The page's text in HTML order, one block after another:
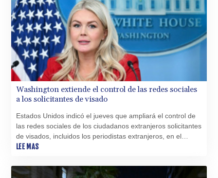
Washington extiende el control de las redes sociales
a los solicitantes de visado
Estados Unidos indicó el jueves que ampliará el control de
las redes sociales de los ciudadanos extranjeros solicitantes
de visados, incluidos los periodistas extranjeros, en el
marco del endurecimiento de la política migratoria por parte
LEE MAS